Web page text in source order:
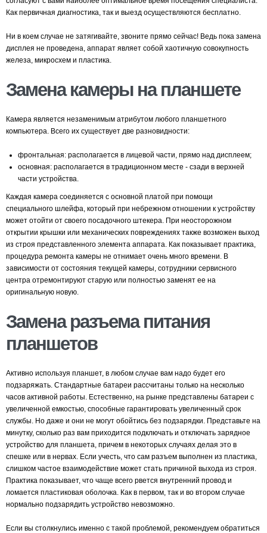
Как первичная диагностика, так и выезд осуществляются бесплатно.
Ни в коем случае не затягивайте, звоните прямо сейчас! Ведь пока замена
дисплея не проведена, аппарат являет собой хаотичную совокупность
железа, микросхем и пластика.
Замена камеры на планшете
Камера является незаменимым атрибутом любого планшетного
компьютера. Всего их существует две разновидности:
фронтальная: располагается в лицевой части, прямо над дисплеем;
основная: располагается в традиционном месте - сзади в верхней
части устройства.
Каждая камера соединяется с основной платой при помощи
специального шлейфа, который при небрежном отношении к устройству
может отойти от своего посадочного штекера. При неосторожном
открытии крышки или механических повреждениях также возможен выход
из строя представленного элемента аппарата. Как показывает практика,
процедура ремонта камеры не отнимает очень много времени. В
зависимости от состояния текущей камеры, сотрудники сервисного
центра отремонтируют старую или полностью заменят ее на
оригинальную новую.
Замена разъема питания
планшетов
Активно используя планшет, в любом случае вам надо будет его
подзаряжать. Стандартные батареи рассчитаны только на несколько
часов активной работы. Естественно, на рынке представлены батареи с
увеличенной емкостью, способные гарантировать увеличенный срок
службы. Но даже и они не могут обойтись без подзарядки. Представьте на
минутку, сколько раз вам приходится подключать и отключать зарядное
устройство для планшета, причем в некоторых случаях делая это в
спешке или в нервах. Если учесть, что сам разъем выполнен из пластика,
слишком частое взаимодействие может стать причиной выхода из строя.
Практика показывает, что чаще всего рвется внутренний провод и
ломается пластиковая оболочка. Как в первом, так и во втором случае
нормально подзарядить устройство невозможно.
Если вы столкнулись именно с такой проблемой, рекомендуем обратиться